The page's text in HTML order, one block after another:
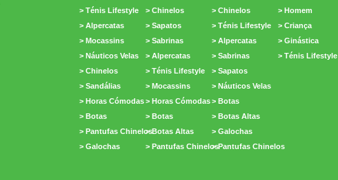
> Ténis Lifestyle
> Alpercatas
> Mocassins
> Náuticos Velas
> Chinelos
> Sandálias
> Horas Cómodas
> Botas
> Pantufas Chinelos
> Galochas
> Chinelos
> Sapatos
> Sabrinas
> Alpercatas
> Ténis Lifestyle
> Mocassins
> Horas Cómodas
> Botas
> Botas Altas
> Pantufas Chinelos
> Chinelos
> Ténis Lifestyle
> Alpercatas
> Sabrinas
> Sapatos
> Náuticos Velas
> Botas
> Botas Altas
> Galochas
> Pantufas Chinelos
> Homem
> Criança
> Ginástica
> Ténis Lifestyle